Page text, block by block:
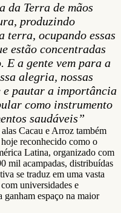
da Terra de mãos
produzindo
terra, ocupando essas
estão concentradas
E a gente vem para a
alegria, nossas
e pautar a importância
como instrumento
saudáveis”
Cacau e Arroz também
reconhecido como o
Latina, organizado com
mil acampadas, distribuídas
se traduz em uma vasta
universidades e
ganham espaço na maior